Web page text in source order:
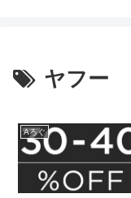
ヤフー
Aろぐ